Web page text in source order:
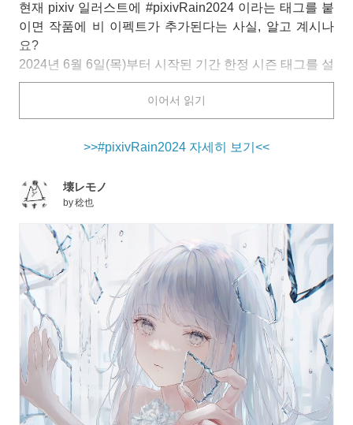
현재 pixiv 일러스트에 #pixivRain2024 이라는 태그를 붙
이면 작품에 비 이펙트가 추가된다는 사실, 알고 계시나
요?
2024년 6월 6일(목)부터 시작된 기간 한정 시즌 태그를 설
정하면 자신이 업로드한 작품에 비 이펙트를 표시할 수 있
새 작품뿐만 아니라 과거에 이미 올린 작품에도 태그를 붙
여 비를 내리게 할 수 있으니 간편하게 즐겨보세요♡
오늘은 #pixivRain2024 태그가 붙은 일러스트 작품을 특
집으로 준비했습니다. pixiv에서 비 내리는 이펙트와 작품
※이펙트는 pixiv 작품 페이지에서만 반영됩니다.
pixivision에서는 반영되지 않으니 꼭 pixiv에서 확인해
주세요.
※이펙트는 PC 버전 및 모바일 버전 pixiv에서만 볼 수 있
습니다.
이어서 읽기
>>#pixivRain2024 자세히 보기<<
壊レモノ
by稔也